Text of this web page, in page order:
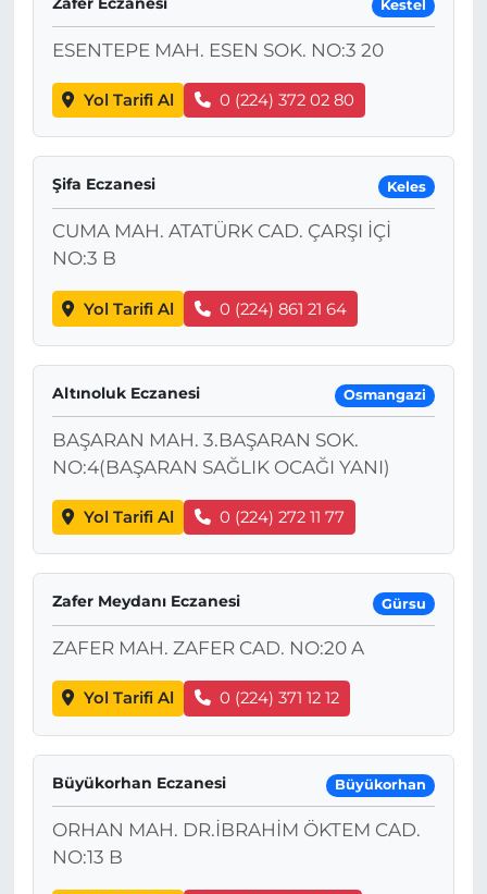
Kestel
ESENTEPE MAH. ESEN SOK. NO:3 20
Yol Tarifi Al 0 (224) 372 02 80
Şifa Eczanesi Keles
CUMA MAH. ATATÜRK CAD. ÇARŞI İÇİ
NO:3 B
Yol Tarifi Al 0 (224) 861 21 64
Altınoluk Eczanesi Osmangazi
BAŞARAN MAH. 3.BAŞARAN SOK.
NO:4(BAŞARAN SAĞLIK OCAĞI YANI)
Yol Tarifi Al 0 (224) 272 11 77
Zafer Meydanı Eczanesi Gürsu
ZAFER MAH. ZAFER CAD. NO:20 A
Yol Tarifi Al 0 (224) 371 12 12
Büyükorhan Eczanesi Büyükorhan
ORHAN MAH. DR.İBRAHİM ÖKTEM CAD.
NO:13 B